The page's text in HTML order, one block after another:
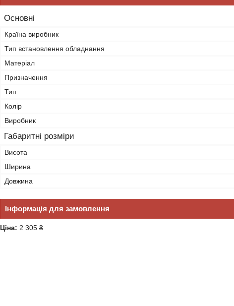
Основні
Країна виробник
Тип встановлення обладнання
Матеріал
Призначення
Тип
Колір
Виробник
Габаритні розміри
Висота
Ширина
Довжина
Інформація для замовлення
Ціна: 2 305 ₴